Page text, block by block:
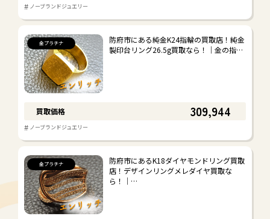
お酒
# ウイスキー # ブランデー
# その他
#
骨董品
# 陶磁器 # 絵画
# ノーブランドジュエリー
金プラチナ
防府市にある純金K24指輪の買取店！純金
製印台リング26.5g買取なら！｜金の指…
買取価格 309,944
# ノーブランドジュエリー
金プラチナ
防府市にあるK18ダイヤモンドリング買取
店！デザインリングメレダイヤ買取な
ら！｜…